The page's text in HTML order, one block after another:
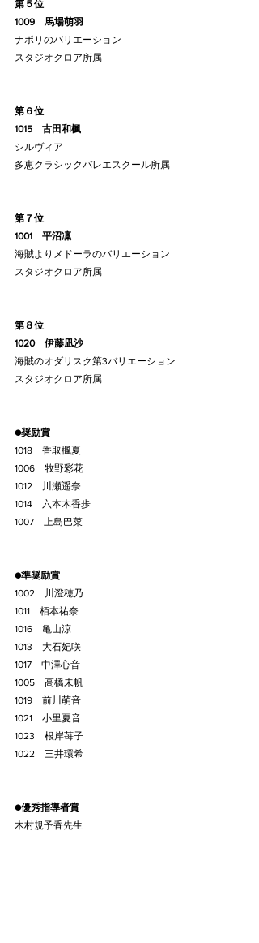
第５位
1009    馬場萌羽
ナポリのバリエーション
スタジオクロア所属
第６位
1015    古田和楓
シルヴィア
多恵クラシックバレエスクール所属
第７位
1001    平沼凜
海賊よりメドーラのバリエーション
スタジオクロア所属
第８位
1020    伊藤凪沙
海賊のオダリスク第3バリエーション
スタジオクロア所属
●奨励賞
1018    香取楓夏
1006    牧野彩花
1012    川瀬遥奈
1014    六本木香歩
1007    上島巴菜
●準奨励賞
1002    川澄穂乃
1011    栢本祐奈
1016    亀山涼
1013    大石妃咲
1017    中澤心音
1005    高橋未帆
1019    前川萌音
1021    小里夏音
1023    根岸苺子
1022    三井環希
●優秀指導者賞
木村規予香先生